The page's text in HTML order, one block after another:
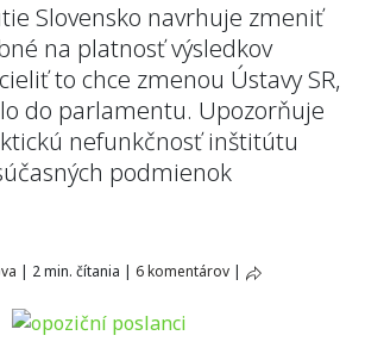
Slovensko navrhuje zmeniť
na platnosť výsledkov
to chce zmenou Ústavy SR,
do parlamentu. Upozorňuje
nefunkčnosť inštitútu
podmienok
| 2 min. čítania | 6 komentárov |